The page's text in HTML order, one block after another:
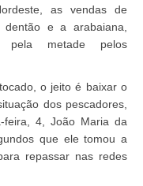
as vendas de
dentão e a arabaiana,
pela metade pelos
o jeito é baixar o
dos pescadores,
feira, 4, João Maria da
que ele tomou a
repassar nas redes